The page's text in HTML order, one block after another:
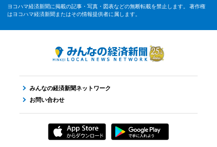
ヨコハマ経済新聞に掲載の記事・写真・図表などの無断転載を禁止します。 著作権
はヨコハマ経済新聞またはその情報提供者に属します。
みんなの経済新聞ネットワーク
お問い合わせ